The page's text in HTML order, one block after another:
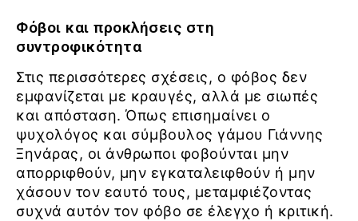
Φόβοι και προκλήσεις στη
συντροφικότητα
Στις περισσότερες σχέσεις, ο φόβος δεν
εμφανίζεται με κραυγές, αλλά με σιωπές
και απόσταση. Όπως επισημαίνει ο
ψυχολόγος και σύμβουλος γάμου Γιάννης
Ξηνάρας, οι άνθρωποι φοβούνται μην
απορριφθούν, μην εγκαταλειφθούν ή μην
χάσουν τον εαυτό τους, μεταμφιέζοντας
συχνά αυτόν τον φόβο σε έλεγχο ή κριτική.